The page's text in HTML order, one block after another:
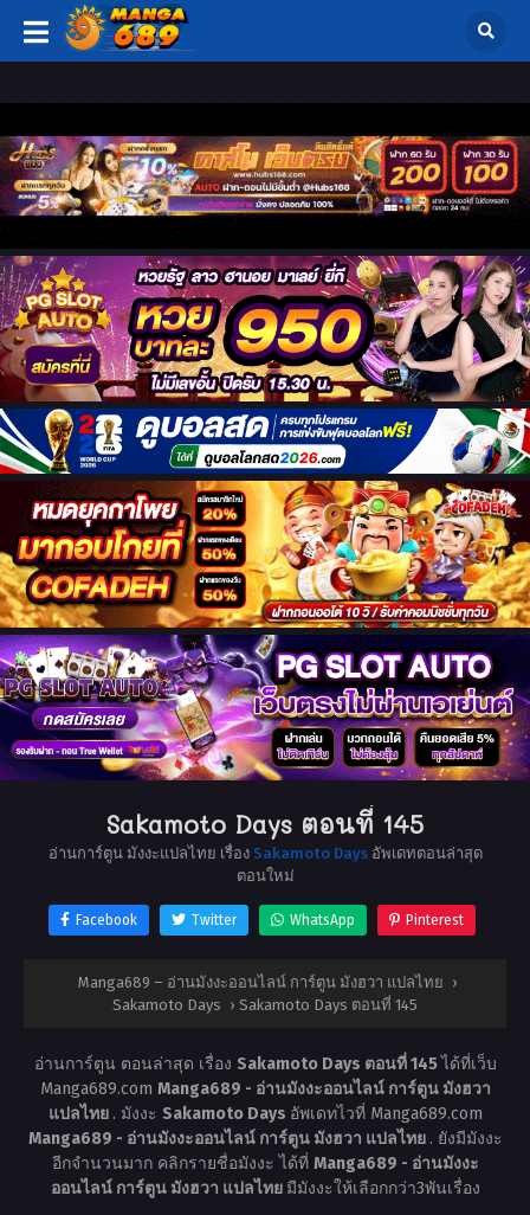
Sakamoto Days ตอนที่ 145
อ่านการ์ตูน มังงะแปลไทย เรื่อง Sakamoto Daysอัพเดทตอนล่าสุด
ตอนใหม่
Facebook Twitter WhatsApp Pinterest
Manga689 – อ่านมังงะออนไลน์ การ์ตูน มังฮวา แปลไทย ›
Sakamoto Days › Sakamoto Days ตอนที่ 145
อ่านการ์ตูน ตอนล่าสุด เรื่อง Sakamoto Days ตอนที่ 145ได้ที่เว็บ
Manga689.com Manga689 - อ่านมังงะออนไลน์ การ์ตูน มังฮวา
แปลไทย . มังงะ Sakamoto Days อัพเดทไวที่ Manga689.com
Manga689 - อ่านมังงะออนไลน์ การ์ตูน มังฮวา แปลไทย . ยังมีมังงะ
อีกจำนวนมาก คลิกรายชื่อมังงะ ได้ที่ Manga689 - อ่านมังงะ
ออนไลน์ การ์ตูน มังฮวา แปลไทย มีมังงะให้เลือกกว่า3พันเรื่อง